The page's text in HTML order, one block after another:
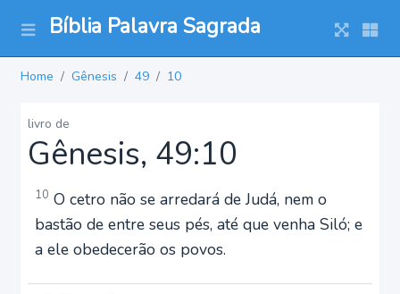
Bíblia Palavra Sagrada
Home Gênesis 49 10
livro de
Gênesis, 49:10
10 O cetro não se arredará de Judá, nem o
bastão de entre seus pés, até que venha Siló; e
a ele obedecerão os povos.